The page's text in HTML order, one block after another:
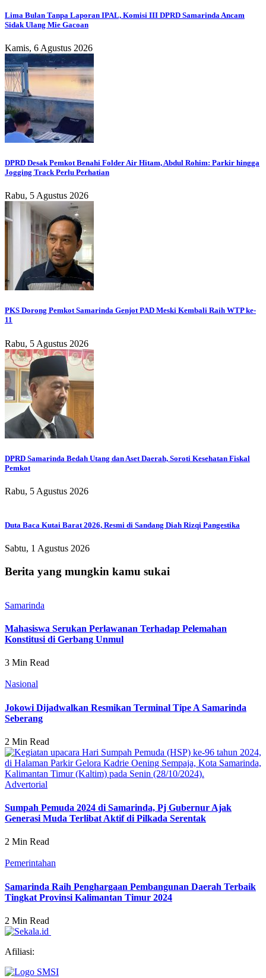
Lima Bulan Tanpa Laporan IPAL, Komisi III DPRD Samarinda Ancam
Sidak Ulang Mie Gacoan
Kamis, 6 Agustus 2026
DPRD Desak Pemkot Benahi Folder Air Hitam, Abdul Rohim: Parkir hingga
Jogging Track Perlu Perhatian
Rabu, 5 Agustus 2026
PKS Dorong Pemkot Samarinda Genjot PAD Meski Kembali Raih WTP ke-
11
Rabu, 5 Agustus 2026
DPRD Samarinda Bedah Utang dan Aset Daerah, Soroti Kesehatan Fiskal
Pemkot
Rabu, 5 Agustus 2026
Duta Baca Kutai Barat 2026, Resmi di Sandang Diah Rizqi Pangestika
Sabtu, 1 Agustus 2026
Berita yang mungkin kamu sukai
Samarinda
Mahasiswa Serukan Perlawanan Terhadap Pelemahan
Konstitusi di Gerbang Unmul
3 Min Read
Nasional
Jokowi Dijadwalkan Resmikan Terminal Tipe A Samarinda
Seberang
2 Min Read
Advertorial
Sumpah Pemuda 2024 di Samarinda, Pj Gubernur Ajak
Generasi Muda Terlibat Aktif di Pilkada Serentak
2 Min Read
Pemerintahan
Samarinda Raih Penghargaan Pembangunan Daerah Terbaik
Tingkat Provinsi Kalimantan Timur 2024
2 Min Read
Afiliasi: